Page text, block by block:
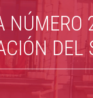
NÚMERO
DEL